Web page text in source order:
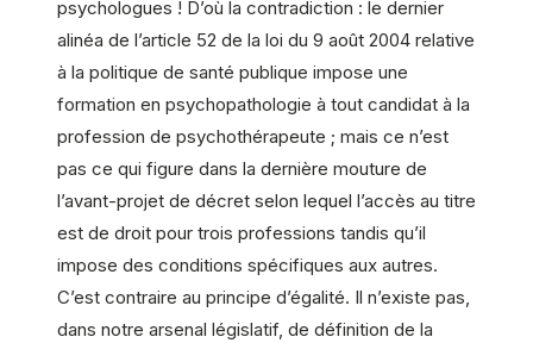
psychologues ! D’où la contradiction : le dernier
alinéa de l’article 52 de la loi du 9 août 2004 relative
à la politique de santé publique impose une
formation en psychopathologie à tout candidat à la
profession de psychothérapeute ; mais ce n’est
pas ce qui figure dans la dernière mouture de
l’avant-projet de décret selon lequel l’accès au titre
est de droit pour trois professions tandis qu’il
impose des conditions spécifiques aux autres.
C’est contraire au principe d’égalité. Il n’existe pas,
dans notre arsenal législatif, de définition de la